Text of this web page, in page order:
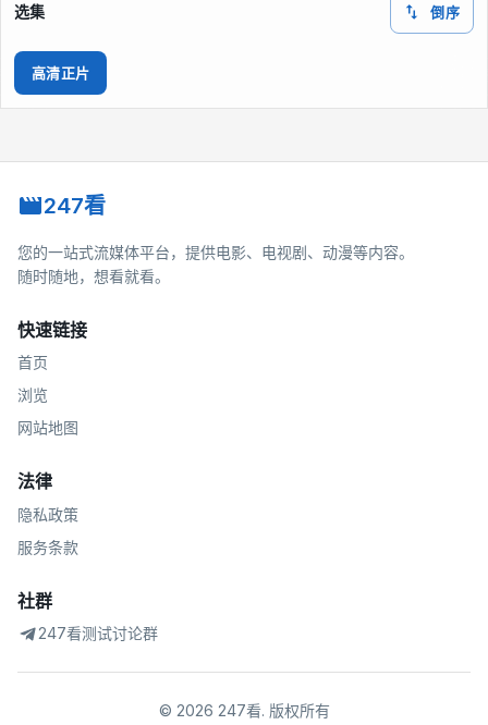
选集 倒序
高清正片
247看
您的一站式流媒体平台，提供电影、电视剧、动漫等内容。
随时随地，想看就看。
快速链接
首页
浏览
网站地图
法律
隐私政策
服务条款
社群
247看测试讨论群
© 2026 247看. 版权所有